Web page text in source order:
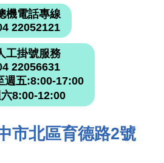
機電話專線
22052121
工掛號服務
22056631
週五:8:00-17:00
8:00-12:00
市北區育德路2號